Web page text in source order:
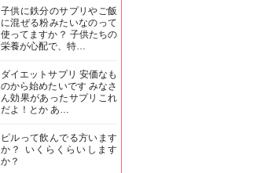
子供に鉄分のサプリやご飯
に混ぜる粉みたいなのって
使ってますか？ 子供たちの
栄養が心配で、特…
ダイエットサプリ 安価なも
のから始めたいです みなさ
ん効果があったサプリこれ
だよ！とか あ…
ピルって飲んでる方います
か？ いくらくらいします
か？